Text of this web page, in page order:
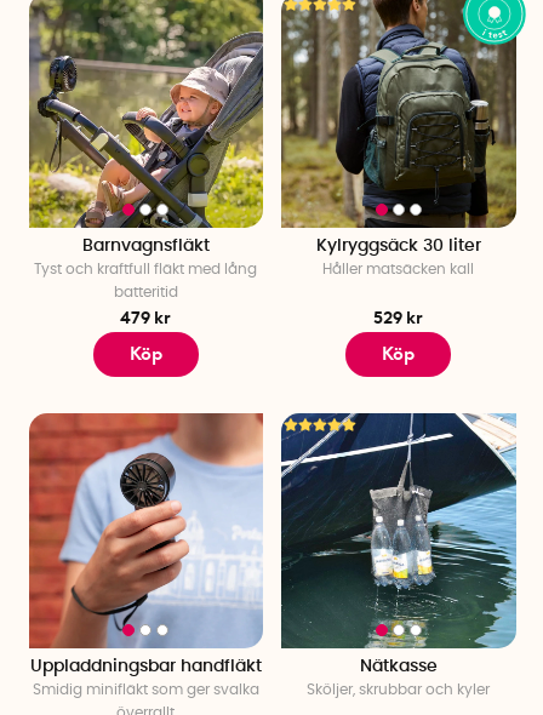
Barnvagnsfläkt
Tyst och kraftfull fläkt med lång
batteritid
479 kr
Köp
Kylryggsäck 30 liter
Håller matsäcken kall
529 kr
Köp
Uppladdningsbar handfläkt
Smidig minifläkt som ger svalka
Nätkasse
Sköljer, skrubbar och kyler